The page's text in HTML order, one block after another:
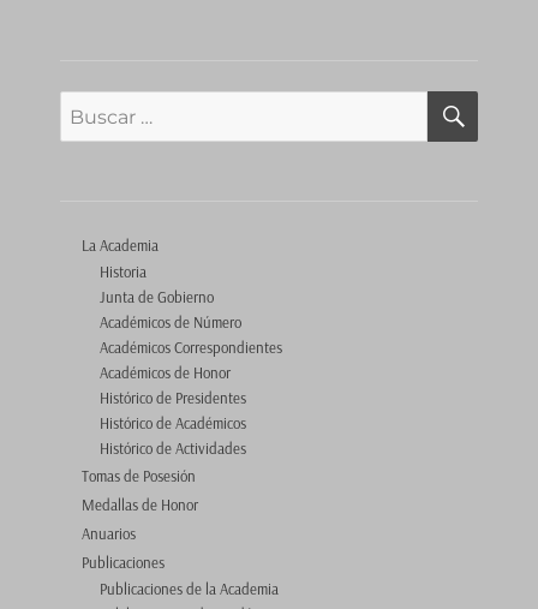
Buscar
La Academia
Historia
Junta de Gobierno
Académicos de Número
Académicos Correspondientes
Académicos de Honor
Histórico de Presidentes
Histórico de Académicos
Histórico de Actividades
Tomas de Posesión
Medallas de Honor
Anuarios
Publicaciones
Publicaciones de la Academia